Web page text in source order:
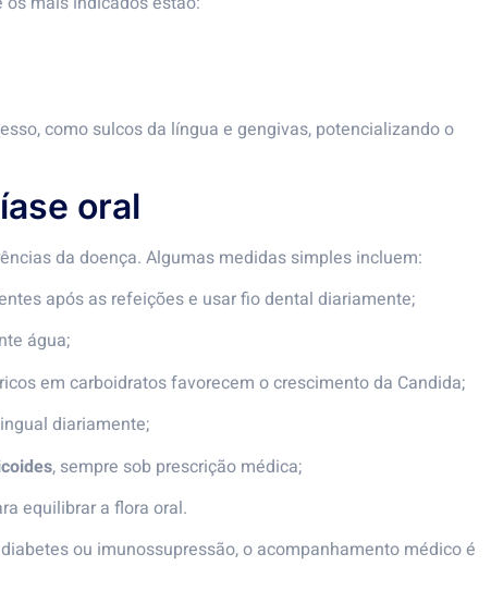
como sulcos da língua e gengivas, potencializando o
oral
da doença. Algumas medidas simples incluem:
após as refeições e usar fio dental diariamente;
água;
em carboidratos favorecem o crescimento da Candida;
diariamente;
, sempre sob prescrição médica;
equilibrar a flora oral.
ou imunossupressão, o acompanhamento médico é